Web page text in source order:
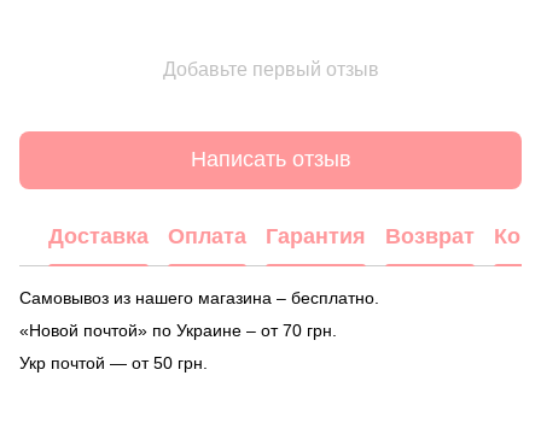
Добавьте первый отзыв
Написать отзыв
Доставка Оплата Гарантия Возврат
Самовывоз из нашего магазина – бесплатно.
«Новой почтой» по Украине – от 70 грн.
Укр почтой — от 50 грн.